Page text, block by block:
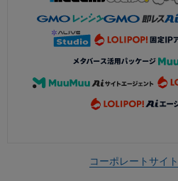
コーポレートサイト